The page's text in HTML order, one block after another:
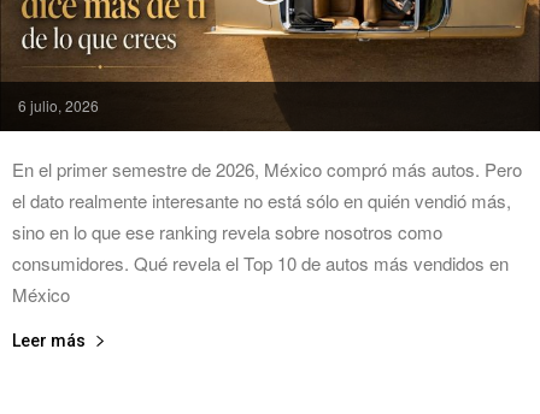
6 julio, 2026
En el primer semestre de 2026, México compró más autos. Pero
el dato realmente interesante no está sólo en quién vendió más,
sino en lo que ese ranking revela sobre nosotros como
consumidores. Qué revela el Top 10 de autos más vendidos en
México
Leer más